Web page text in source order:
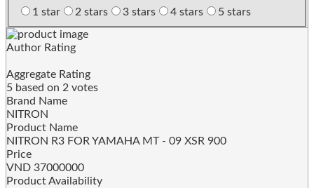
1 star
2 stars 3 stars 4 stars 5 stars
Author Rating
Aggregate Rating
5 based on 2 votes
Brand Name
NITRON
Product Name
NITRON R3 FOR YAMAHA MT - 09 XSR 900
Price
VND 37000000
Product Availability